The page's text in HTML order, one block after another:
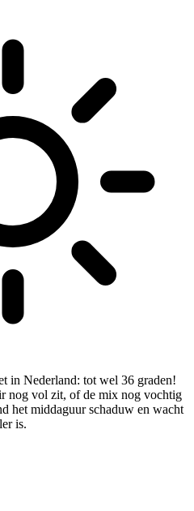
in Nederland: tot wel 36 graden!
nog vol zit, of de mix nog vochtig
het middaguur schaduw en wacht
is.